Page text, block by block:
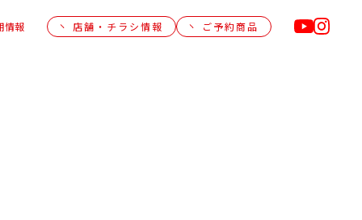
情報 店舗・チラシ情報 ご予約商品